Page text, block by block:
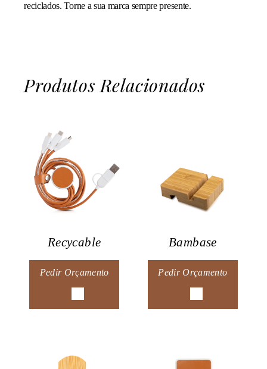
reciclados. Torne a sua marca sempre presente.
Produtos Relacionados
Recycable
Pedir Orçamento
Bambase
Pedir Orçamento